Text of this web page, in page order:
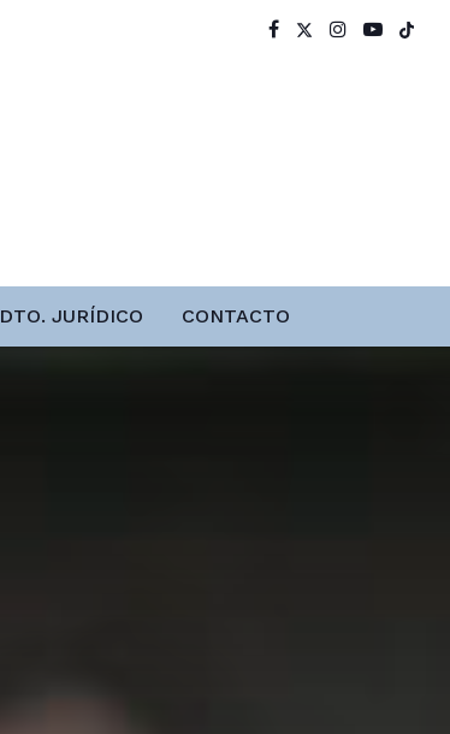
DTO. JURÍDICO CONTACTO